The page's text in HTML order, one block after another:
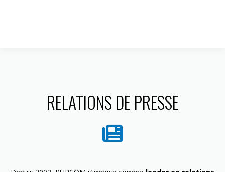
RELATIONS DE PRESSE